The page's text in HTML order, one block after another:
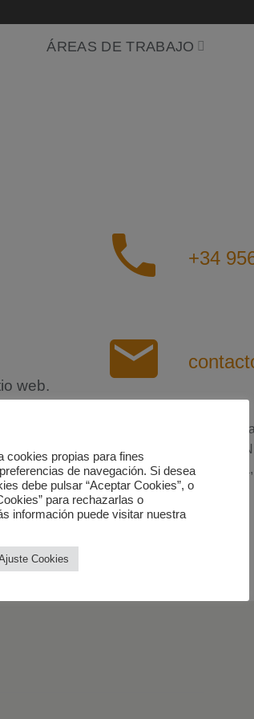
ÁREAS DE TRABAJO
web.
phone +34
mail
map
Avenida
Edificio
la
cookies propias para fines
de navegación. Si desea
debe pulsar “Aceptar Cookies”, o
para rechazarlas o
información puede visitar nuestra
Cookies